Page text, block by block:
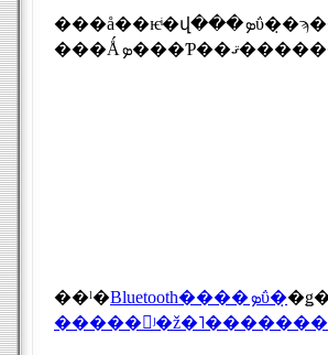
���å��ѥͥ�վ���ܤΰ�̣�ϡ������Ĥ��˥塼�������Ȥ�������ˡ�ʤɼµ��Υ�ӥ塼
��ˡ� Bluetooth����ܤΰ�̣
�����󥰡ʲ�ž�˥�������